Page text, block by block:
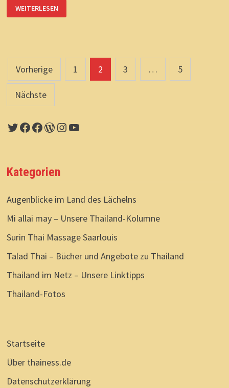
GEDANKENPOOL:
EINE
WEITERLESEN
Seitennummerierung
der
Beiträge
Vorherige 1 2 3 … 5
Nächste
Twitter
Facebook
Facebook
WordPress
Instagram
YouTube
Kategorien
Augenblicke im Land des Lächelns
Mi allai may – Unsere Thailand-Kolumne
Surin Thai Massage Saarlouis
Talad Thai – Bücher und Angebote zu Thailand
Thailand im Netz – Unsere Linktipps
Thailand-Fotos
Startseite
Über thainess.de
Datenschutzerklärung